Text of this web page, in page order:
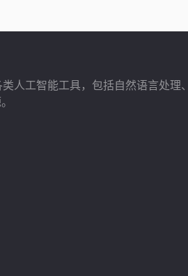
人工智能工具，包括自然语言处